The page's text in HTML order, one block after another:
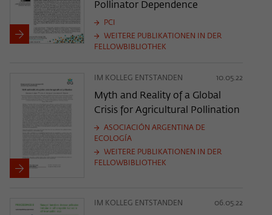
Pollinator Dependence
PCI
WEITERE PUBLIKATIONEN IN DER
FELLOWBIBLIOTHEK
IM KOLLEG ENTSTANDEN 10.05.22
Myth and Reality of a Global
Crisis for Agricultural Pollination
ASOCIACIÓN ARGENTINA DE
ECOLOGÍA
WEITERE PUBLIKATIONEN IN DER
FELLOWBIBLIOTHEK
IM KOLLEG ENTSTANDEN 06.05.22